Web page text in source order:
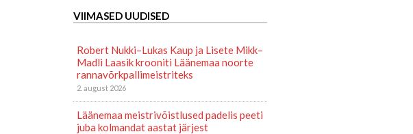
VIIMASED UUDISED
Robert Nukki–Lukas Kaup ja Lisete Mikk–
Madli Laasik krooniti Läänemaa noorte
rannavõrkpallimeistriteks
2. august 2026
Läänemaa meistrivõistlused padelis peeti
juba kolmandat aastat järjest